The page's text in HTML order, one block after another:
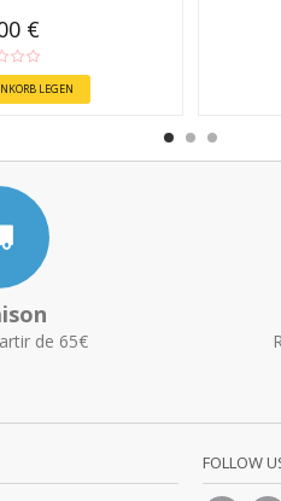
€
LEGEN
de 65€
FOLLOW